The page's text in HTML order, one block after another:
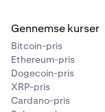
2
Dette vil vise
kan også
Gennemse kurser
Bitcoin-pris
Ethereum-pris
Dogecoin-pris
XRP-pris
Cardano-pris